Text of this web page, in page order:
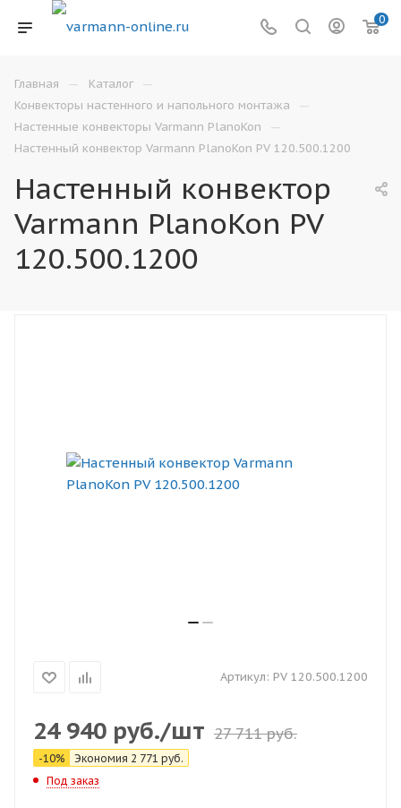
0
Главная — Каталог —
Конвекторы настенного и напольного монтажа —
Настенные конвекторы Varmann PlanoKon —
Настенный конвектор Varmann PlanoKon PV 120.500.1200
Настенный конвектор
Varmann PlanoKon PV
120.500.1200
Артикул: PV 120.500.1200
24 940 руб./шт 27 711руб.
-10% Экономия 2 771 руб.
Под заказ